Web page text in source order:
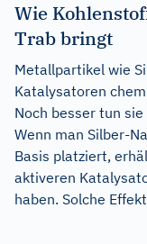
Wie
Trab bringt
Metallpartikel wie
Katalysatoren
Noch besser tun
Wenn man Silber-
Basis platziert,
aktiveren
haben. Solche